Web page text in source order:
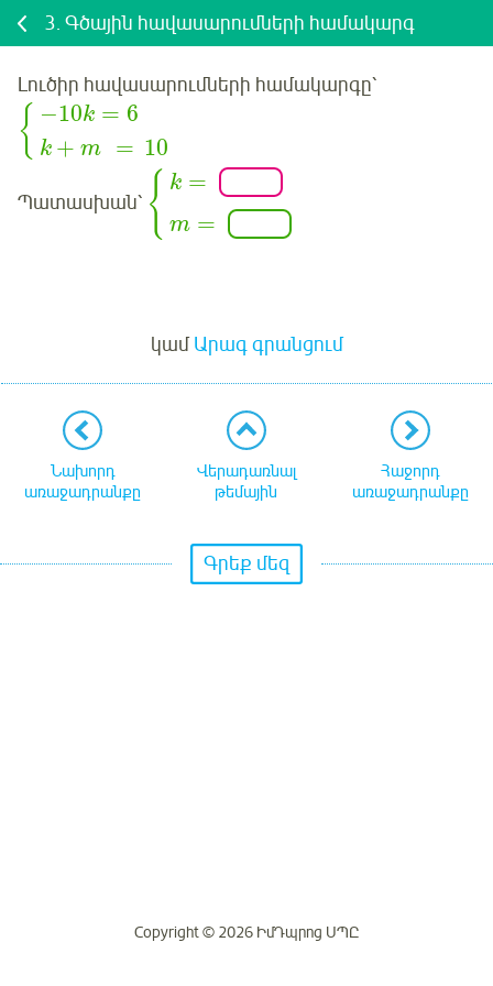
3. Գծային հավասարումների համակարգ
Լուծիր հավասարումների համակարգը՝
{ −10k = 6
k + m = 10
Պատասխան՝ { k =
m =
կամԱրագ գրանցում
Նախորդ
առաջադրանքը
Վերադառնալ
թեմային
Հաջորդ
առաջադրանքը
Գրեք մեզ
Copyright © 2026 ԻմԴպրոց ՍՊԸ